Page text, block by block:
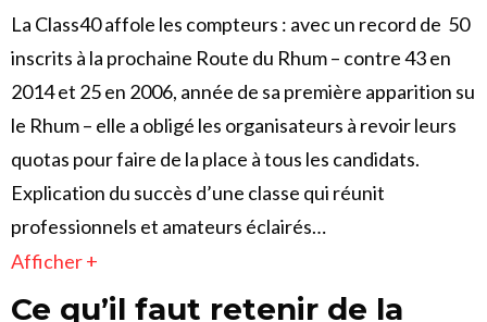
La Class40 affole les compteurs : avec un record de 50
inscrits à la prochaine Route du Rhum – contre 43 en
2014 et 25 en 2006, année de sa première apparition su
le Rhum – elle a obligé les organisateurs à revoir leurs
quotas pour faire de la place à tous les candidats.
Explication du succès d’une classe qui réunit
professionnels et amateurs éclairés…
Afficher +
Ce qu’il faut retenir de la